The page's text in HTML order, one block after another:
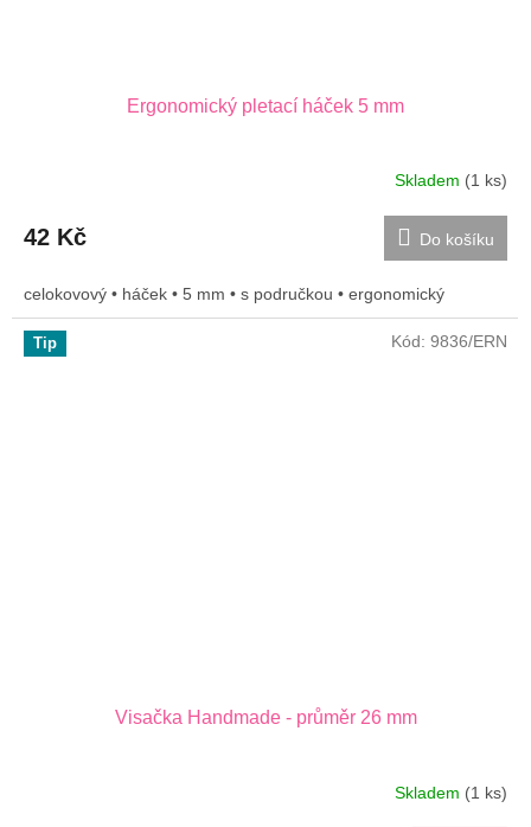
Ergonomický pletací háček 5 mm
Skladem (1 ks)
42 Kč Do košíku
celokovový • háček • 5 mm • s područkou • ergonomický
Tip
Visačka Handmade - průměr 26 mm
Skladem (1 ks)
Kód: 9836/ERN